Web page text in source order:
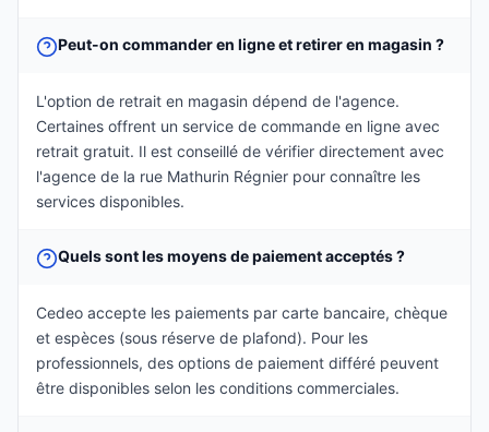
Peut-on commander en ligne et retirer en magasin ?
L'option de retrait en magasin dépend de l'agence.
Certaines offrent un service de commande en ligne avec
retrait gratuit. Il est conseillé de vérifier directement avec
l'agence de la rue Mathurin Régnier pour connaître les
services disponibles.
Quels sont les moyens de paiement acceptés ?
Cedeo accepte les paiements par carte bancaire, chèque
et espèces (sous réserve de plafond). Pour les
professionnels, des options de paiement différé peuvent
être disponibles selon les conditions commerciales.